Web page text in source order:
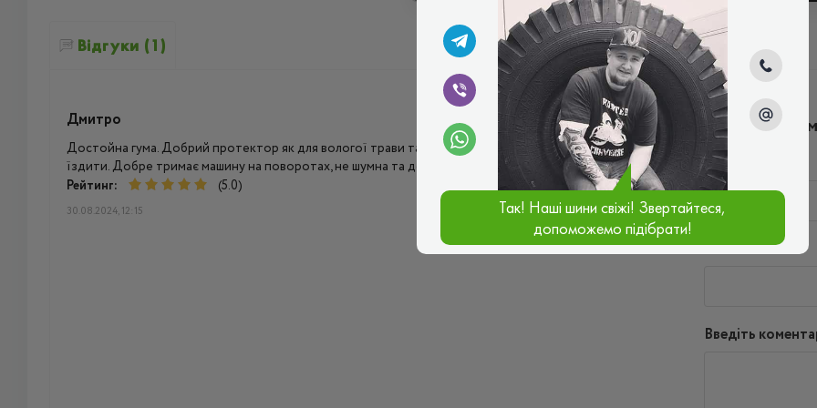
Відгуки (1)
Дмитро
Достойна гума. Добрий протектор як для вологої трави так і на трасі у дощ, зимою не планую на ній
їздити. Добре тримає машину на поворотах, не шумна та достатньо економна за витратою палива.
Рейтинг:
(5.0)
30.08.2024, 12:15
Написати
Ім'я*
Ваш e-mail*
Введіть
Так! Наші шини свіжі! Звертайтеся,
допоможемо підібрати!